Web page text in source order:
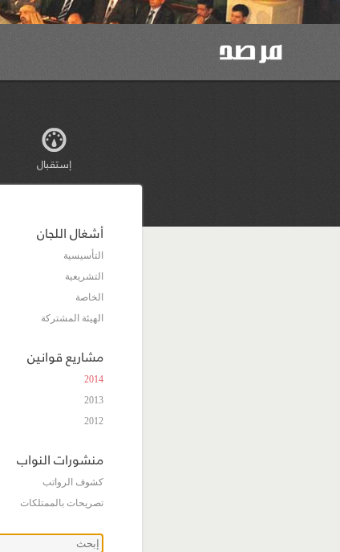
إستقبال
أشغال اللجان
التأسيسية
التشريعية
الخاصة
الهيئة المشتركة
مشاريع قوانين
2014
2013
2012
منشورات النواب
كشوف الرواتب
تصريحات بالممتلكات